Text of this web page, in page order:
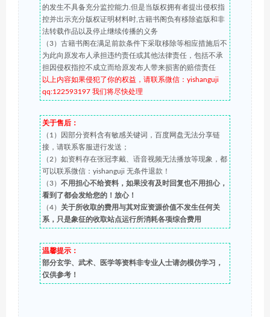
的发生不具备充分监控能力.但是当版权拥有者提出侵权指
控并出示充分版权证明材料时,古籍书阁负有移除盗版和非
法转载作品以及停止继续传播的义务
（3）古籍书阁在满足前款条件下采取移除等相应措施后不
为此向原发布人承担违约责任或其他法律责任，包括不承
担因侵权指控不成立而给原发布人带来损害的赔偿责任
以上内容如果侵犯了你的权益，请联系微信：yishanguji
qq:122593197 我们将尽快处理
关于售后：
（1）因部分资料含有敏感关键词，百度网盘无法分享链
接，请联系客服进行发送；
（2）如资料存在张冠李戴、语音视频无法播放等现象，都
可以联系微信：yishanguji 无条件退款！
（3） 不用担心不给资料，如果没有及时回复也不用担心，
看到了都会发给您的！放心！
（4） 关于所收取的费用与其对应资源价值不发生任何关
系，只是象征的收取站点运行所消耗各项综合费用
温馨提示：
部分玄学、武术、医学等资料非专业人士请勿模仿学习，
仅供参考！